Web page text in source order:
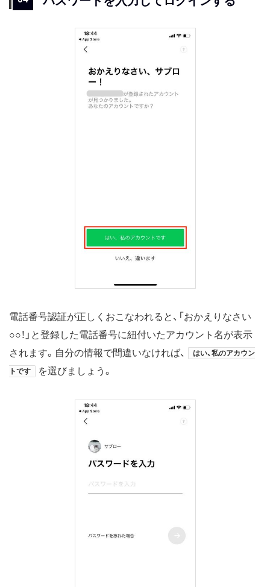
電話番号認証が正しくおこなわれると、「おかえりなさい
○○！」と登録した電話番号に紐付いたアカウント名が表示
されます。自分の情報で間違いなければ、
はい、私のアカウン
トです を選びましょう。